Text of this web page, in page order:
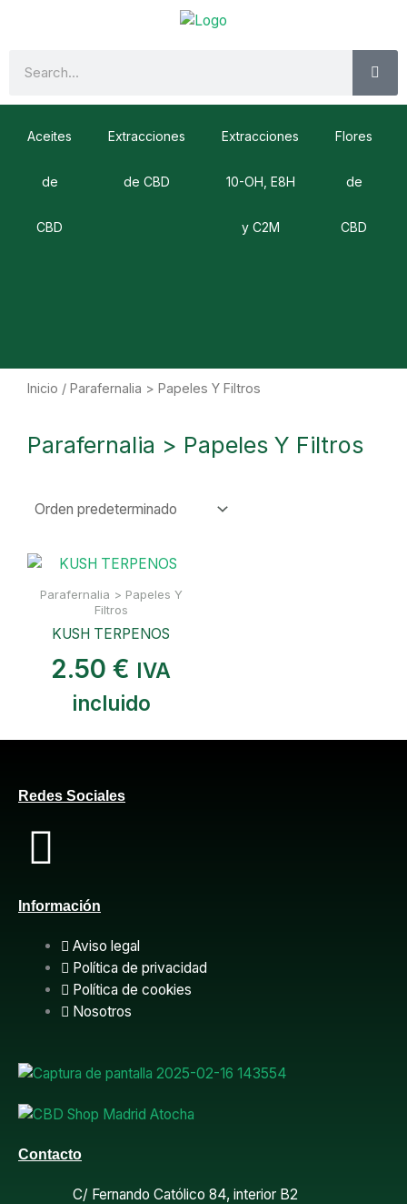
Aceites
de
CBD
Extracciones
de CBD
Extracciones
10-OH, E8H
y C2M
Flores
de
CBD
Inicio / Parafernalia > Papeles Y Filtros
Parafernalia > Papeles Y Filtros
Parafernalia > Papeles Y
Filtros
KUSH TERPENOS
2.50 € IVA
incluido
Redes Sociales
F
a
c
e
b
o
o
k
Información
Aviso legal
Política de privacidad
Política de cookies
Nosotros
Contacto
C/ Fernando Católico 84, interior B2